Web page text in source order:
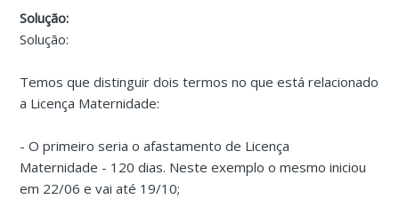
Solução:
Solução:
Temos que distinguir dois termos no que está relacionado
a Licença Maternidade:
- O primeiro seria oafastamento de Licença
Maternidade - 120 dias. Neste exemplo o mesmo iniciou
em 22/06 e vai até 19/10;